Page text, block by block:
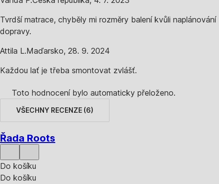
Tvrdší matrace, chyběly mi rozměry balení kvůli naplánování
dopravy.
Attila L.Maďarsko, 28. 9. 2024
Každou lať je třeba smontovat zvlášť.
Toto hodnocení bylo automaticky přeloženo.
VŠECHNY RECENZE (6)
Řada Roots
Do košíku
Do košíku